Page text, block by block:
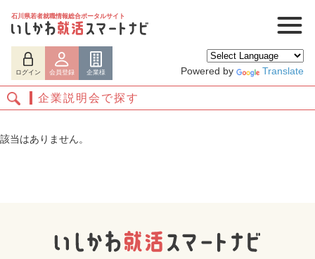
石川県若者就職情報総合ポータルサイト
ログイン 会員登録 企業様 Powered by Translate
ログイン 会員登録
企業説明会で探す
該当はありません。